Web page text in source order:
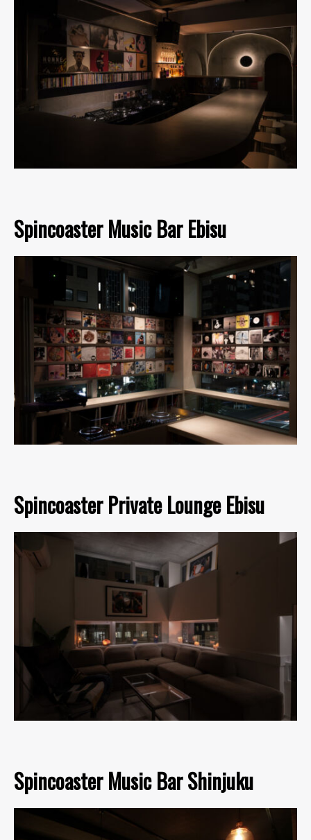
Spincoaster Music Bar Ebisu
Spincoaster Private Lounge Ebisu
Spincoaster Music Bar Shinjuku